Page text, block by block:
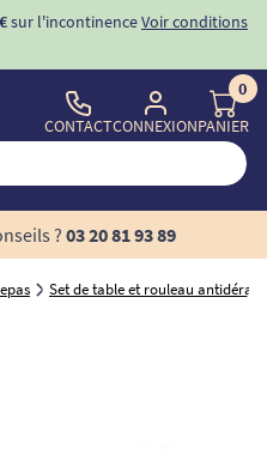
sur l'incontinenceVoir conditions
CONTACTCONNEXION
0
PANIER
? 03 20 81 93 89
Set de table et rouleau